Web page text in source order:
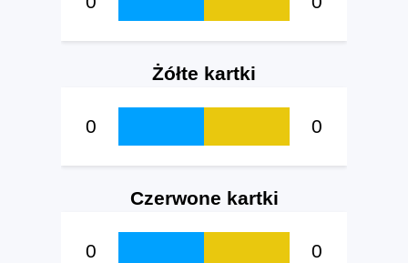
Żółte kartki
0 0
Czerwone kartki
0 0